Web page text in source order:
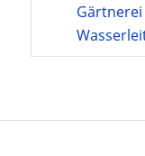
Gärtnerei